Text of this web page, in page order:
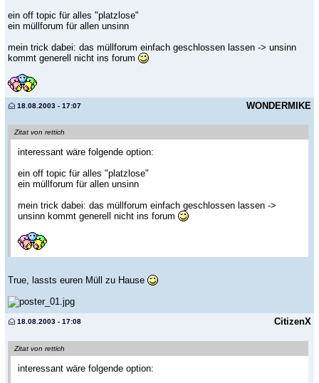
ein off topic für alles "platzlose"
ein müllforum für allen unsinn
mein trick dabei: das müllforum einfach geschlossen lassen -> unsinn
kommt generell nicht ins forum
WONDERMIKE
18.08.2003 - 17:07
Zitat von rettich
interessant wäre folgende option:
ein off topic für alles "platzlose"
ein müllforum für allen unsinn
mein trick dabei: das müllforum einfach geschlossen lassen ->
unsinn kommt generell nicht ins forum
True, lassts euren Müll zu Hause
CitizenX
18.08.2003 - 17:08
Zitat von rettich
interessant wäre folgende option: